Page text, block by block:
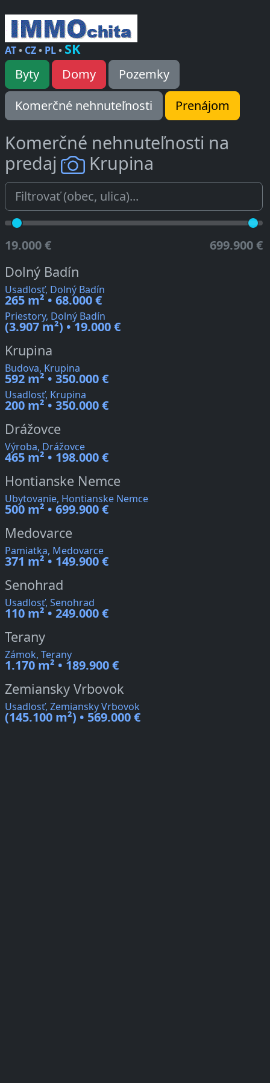
AT• CZ• PL• SK
Byty Domy
Pozemky
Komerčné nehnuteľnosti
Prenájom
Komerčné nehnuteľnosti na
predaj
Krupina
19.000 € 699.900 €
Dolný Badín
Usadlosť, Dolný Badín
265 m² • 68.000 €
Priestory, Dolný Badín
(3.907 m²) • 19.000 €
Krupina
Budova, Krupina
592 m² • 350.000 €
Usadlosť, Krupina
200 m² • 350.000 €
Drážovce
Výroba, Drážovce
465 m² • 198.000 €
Hontianske Nemce
Ubytovanie, Hontianske Nemce
500 m² • 699.900 €
Medovarce
Pamiatka, Medovarce
371 m² • 149.900 €
Senohrad
Usadlosť, Senohrad
110 m² • 249.000 €
Terany
Zámok, Terany
1.170 m² • 189.900 €
Zemiansky Vrbovok
Usadlosť, Zemiansky Vrbovok
(145.100 m²) • 569.000 €